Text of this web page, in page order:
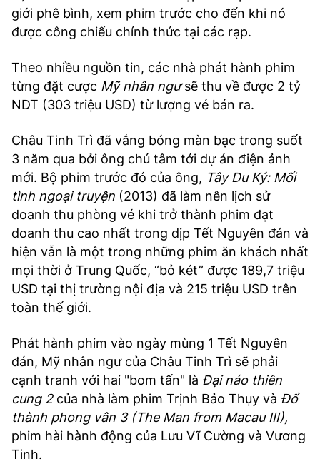
giới phê bình, xem phim trước cho đến khi nó
được công chiếu chính thức tại các rạp.
Theo nhiều nguồn tin, các nhà phát hành phim
từng đặt cược Mỹ nhân ngưsẽ thu về được 2 tỷ
NDT (303 triệu USD) từ lượng vé bán ra.
Châu Tinh Trì đã vắng bóng màn bạc trong suốt
3 năm qua bởi ông chú tâm tới dự án điện ảnh
mới. Bộ phim trước đó của ông, Tây Du Ký: Mối
tình ngoại truyện (2013) đã làm nên lịch sử
doanh thu phòng vé khi trở thành phim đạt
doanh thu cao nhất trong dịp Tết Nguyên đán và
hiện vẫn là một trong những phim ăn khách nhất
mọi thời ở Trung Quốc, “bỏ két” được 189,7 triệu
USD tại thị trường nội địa và 215 triệu USD trên
toàn thế giới.
Phát hành phim vào ngày mùng 1 Tết Nguyên
đán, Mỹ nhân ngư của Châu Tinh Trì sẽ phải
cạnh tranh với hai "bom tấn" là Đại náo thiên
cung 2 của nhà làm phim Trịnh Bảo Thụy và Đổ
thành phong vân 3 (The Man from Macau III),
phim hài hành động của Lưu Vĩ Cường và Vương
Tinh.